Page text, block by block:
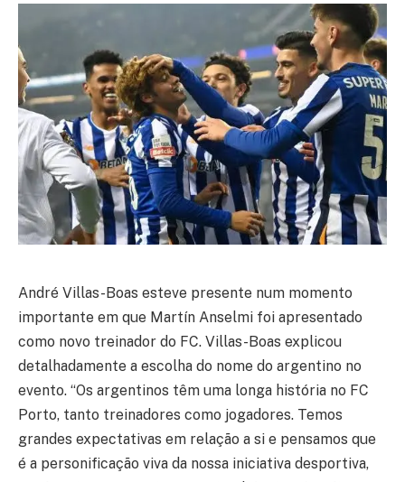
André Villas-Boas esteve presente num momento
importante em que Martín Anselmi foi apresentado
como novo treinador do FC. Villas-Boas explicou
detalhadamente a escolha do nome do argentino no
evento. “Os argentinos têm uma longa história no FC
Porto, tanto treinadores como jogadores. Temos
grandes expectativas em relação a si e pensamos que
é a personificação viva da nossa iniciativa desportiva,